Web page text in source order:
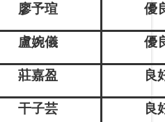
廖予瑄 優
盧婉儀 優
莊嘉盈 良
干子芸 良